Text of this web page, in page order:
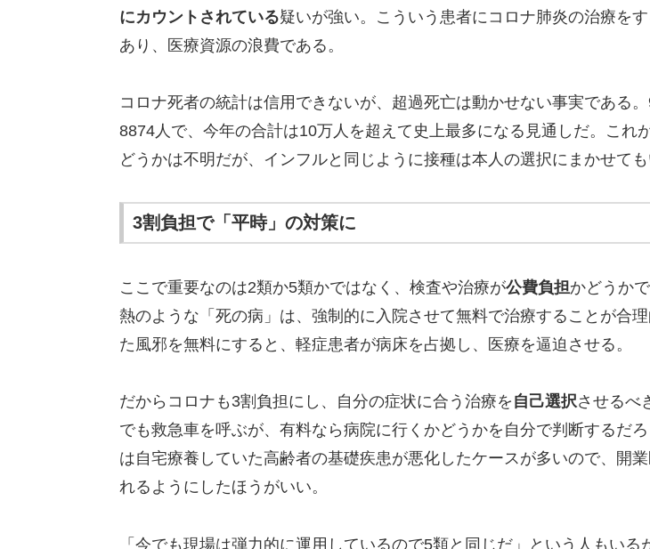
にカウントされている疑いが強い。こういう患者にコロナ肺炎の治療を
あり、医療資源の浪費である。
コロナ死者の統計は信用できないが、超過死亡は動かせない事実である
8874人で、今年の合計は10万人を超えて史上最多になる見通しだ。これ
どうかは不明だが、インフルと同じように接種は本人の選択にまかせても
3割負担で「平時」の対策に
ここで重要なのは2類か5類かではなく、検査や治療が公費負担かどうか
熱のような「死の病」は、強制的に入院させて無料で治療することが合
た風邪を無料にすると、軽症患者が病床を占拠し、医療を逼迫させる。
だからコロナも3割負担にし、自分の症状に合う治療を 自己選択させるべ
でも救急車を呼ぶが、有料なら病院に行くかどうかを自分で判断するだ
は自宅療養していた高齢者の基礎疾患が悪化したケースが多いので、開
れるようにしたほうがいい。
「今でも現場は弾力的に運用しているので5類と同じだ」という人もいる